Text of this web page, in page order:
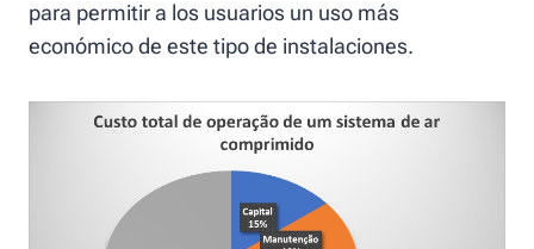
para permitir a los usuarios un uso más
económico de este tipo de instalaciones.